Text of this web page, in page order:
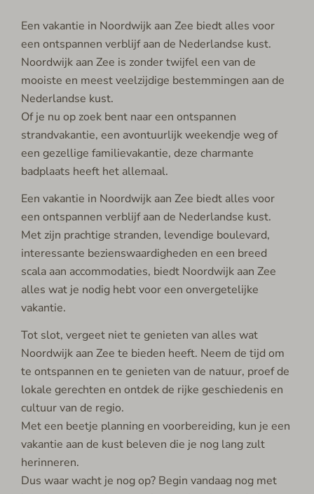
Een vakantie in Noordwijk aan Zee biedt alles voor
een ontspannen verblijf aan de Nederlandse kust.
Noordwijk aan Zee is zonder twijfel een van de
mooiste en meest veelzijdige bestemmingen aan de
Nederlandse kust.
Of je nu op zoek bent naar een ontspannen
strandvakantie, een avontuurlijk weekendje weg of
een gezellige familievakantie, deze charmante
badplaats heeft het allemaal.
Een vakantie in Noordwijk aan Zee biedt alles voor
een ontspannen verblijf aan de Nederlandse kust.
Met zijn prachtige stranden, levendige boulevard,
interessante bezienswaardigheden en een breed
scala aan accommodaties, biedt Noordwijk aan Zee
alles wat je nodig hebt voor een onvergetelijke
vakantie.
Tot slot, vergeet niet te genieten van alles wat
Noordwijk aan Zee te bieden heeft. Neem de tijd om
te ontspannen en te genieten van de natuur, proef de
lokale gerechten en ontdek de rijke geschiedenis en
cultuur van de regio.
Met een beetje planning en voorbereiding, kun je een
vakantie aan de kust beleven die je nog lang zult
herinneren.
Dus waar wacht je nog op? Begin vandaag nog met